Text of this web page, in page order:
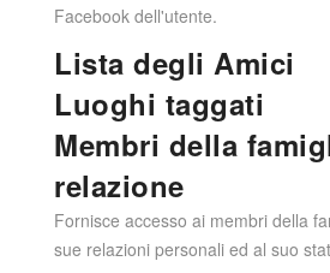
Facebook dell'utente.
Lista degli Amici
Luoghi taggati
Membri della
relazione
Fornisce accesso ai membri della
sue relazioni personali ed al suo